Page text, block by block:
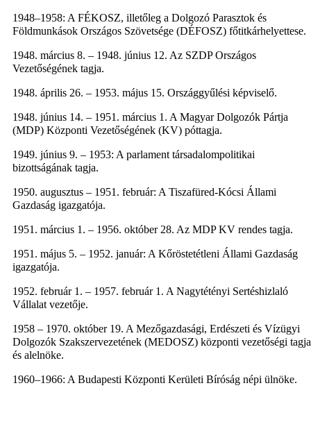
1948–1958: A FÉKOSZ, illetőleg a Dolgozó Parasztok és
Földmunkások Országos Szövetsége (DÉFOSZ) főtitkárhelyettese.
1948. március 8. – 1948. június 12. Az SZDP Országos
Vezetőségének tagja.
1948. április 26. – 1953. május 15. Országgyűlési képviselő.
1948. június 14. – 1951. március 1. A Magyar Dolgozók Pártja
(MDP) Központi Vezetőségének (KV) póttagja.
1949. június 9. – 1953: A parlament társadalompolitikai
bizottságának tagja.
1950. augusztus – 1951. február: A Tiszafüred-Kócsi Állami
Gazdaság igazgatója.
1951. március 1. – 1956. október 28. Az MDP KV rendes tagja.
1951. május 5. – 1952. január: A Kőröstetétleni Állami Gazdaság
igazgatója.
1952. február 1. – 1957. február 1. A Nagytétényi Sertéshizlaló
Vállalat vezetője.
1958 – 1970. október 19. A Mezőgazdasági, Erdészeti és Vízügyi
Dolgozók Szakszervezetének (MEDOSZ) központi vezetőségi tagja
és alelnöke.
1960–1966: A Budapesti Központi Kerületi Bíróság népi ülnöke.